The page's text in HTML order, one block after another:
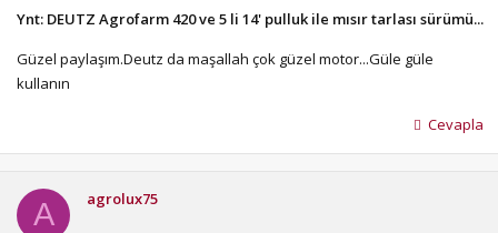
Ynt: DEUTZ Agrofarm 420 ve 5 li 14' pulluk ile mısır tarlası sürümü...
Güzel paylaşım.Deutz da maşallah çok güzel motor...Güle güle
kullanın
Cevapla
A agrolux75